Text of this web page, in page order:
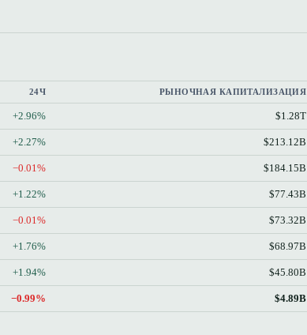
24Ч РЫНОЧНАЯ КАПИТАЛИЗАЦИЯ
+2.96% $1.28T
+2.27% $213.12B
−0.01% $184.15B
+1.22% $77.43B
−0.01% $73.32B
+1.76% $68.97B
+1.94% $45.80B
−0.99% $4.89B